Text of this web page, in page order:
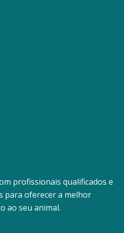
profissionais qualificados e
para oferecer a melhor
ao seu animal.